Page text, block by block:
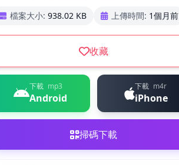
檔案大小: 938.02 KB 上傳時間: 1個月前
收藏
下載 mp3
Android
下載 m4r
iPhone
掃碼下載